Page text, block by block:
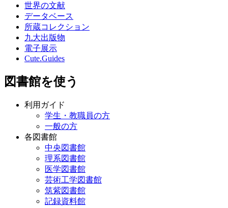
世界の文献
データベース
所蔵コレクション
九大出版物
電子展示
Cute.Guides
図書館を使う
利用ガイド
学生・教職員の方
一般の方
各図書館
中央図書館
理系図書館
医学図書館
芸術工学図書館
筑紫図書館
記録資料館